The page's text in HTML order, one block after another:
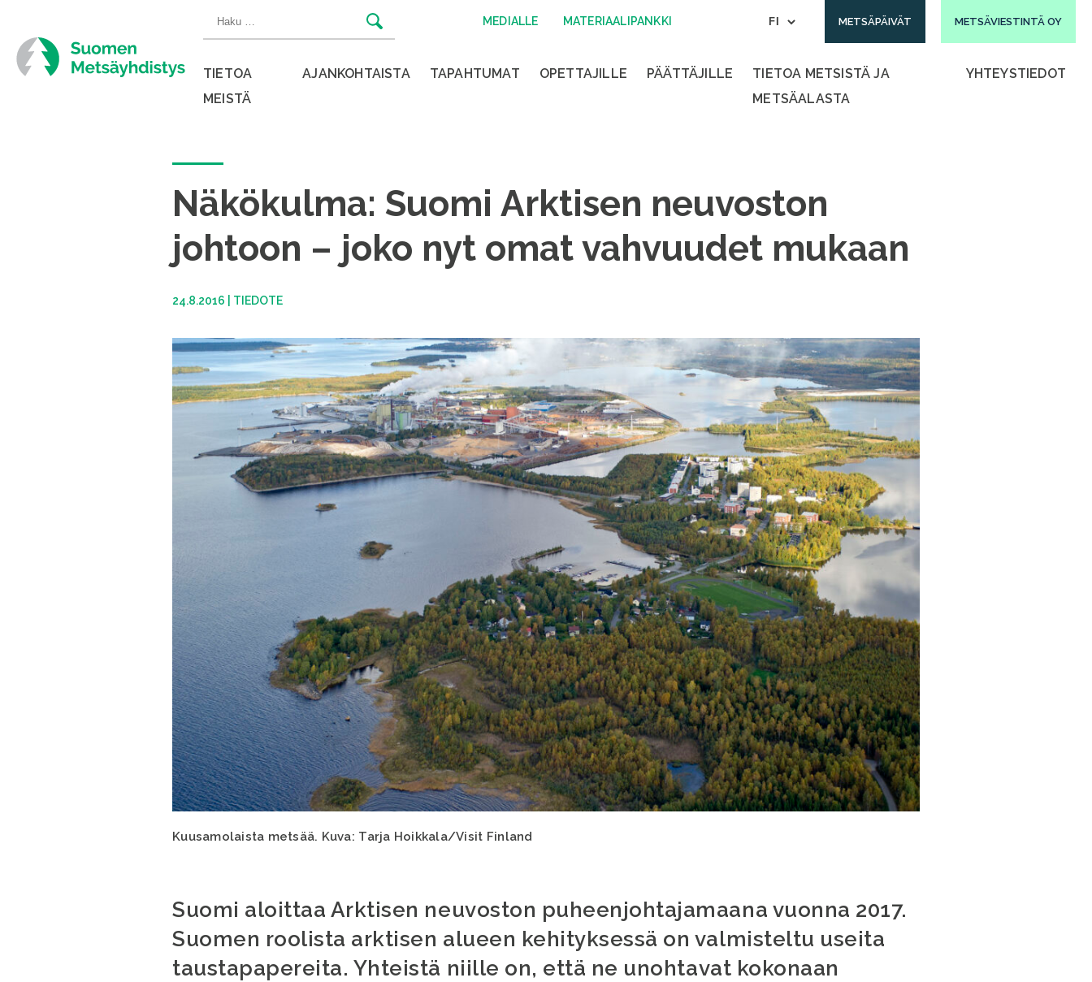
sisältöön
Haku: MEDIALLE MATERIAALIPANKKI METSÄPÄIVÄT METSÄVIESTINTÄ OY
TIETOA
MEISTÄ
AJANKOHTAISTA TAPAHTUMAT OPETTAJILLE PÄÄTTÄJILLE
TIETOA METSISTÄ JA
METSÄALASTA
YHTEYSTIEDOT
Näkökulma: Suomi Arktisen neuvoston
johtoon – joko nyt omat vahvuudet mukaan
24.8.2016 TIEDOTE
Kuusamolaista metsää. Kuva: Tarja Hoikkala/Visit Finland
Suomi aloittaa Arktisen neuvoston puheenjohtajamaana vuonna 2017.
Suomen roolista arktisen alueen kehityksessä on valmisteltu useita
taustapapereita. Yhteistä niille on, että ne unohtavat kokonaan